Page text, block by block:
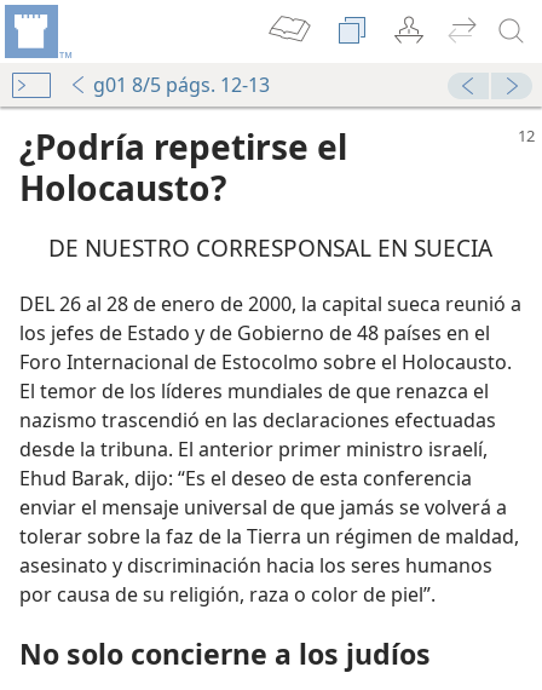
g01 8/5 págs. 12-13
¿Podría repetirse el
Holocausto?
DE NUESTRO CORRESPONSAL EN SUECIA
DEL 26 al 28 de enero de 2000, la capital sueca reunió a
los jefes de Estado y de Gobierno de 48 países en el
Foro Internacional de Estocolmo sobre el Holocausto.
El temor de los líderes mundiales de que renazca el
nazismo trascendió en las declaraciones efectuadas
desde la tribuna. El anterior primer ministro israelí,
Ehud Barak, dijo: “Es el deseo de esta conferencia
enviar el mensaje universal de que jamás se volverá a
tolerar sobre la faz de la Tierra un régimen de maldad,
asesinato y discriminación hacia los seres humanos
por causa de su religión, raza o color de piel”.
No solo concierne a los judíos